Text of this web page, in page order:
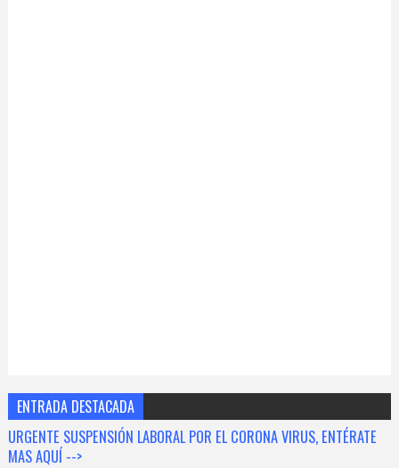
ENTRADA DESTACADA
URGENTE SUSPENSIÓN LABORAL POR EL CORONA VIRUS, ENTÉRATE
MAS AQUÍ -->